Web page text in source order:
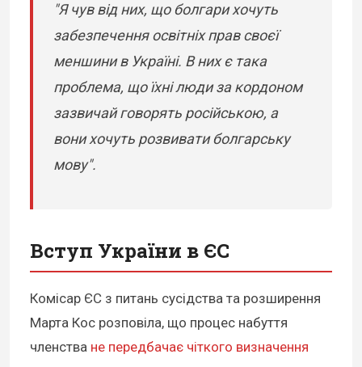
"Я чув від них, що болгари хочуть
забезпечення освітніх прав своєї
меншини в Україні. В них є така
проблема, що їхні люди за кордоном
зазвичай говорять російською, а
вони хочуть розвивати болгарську
мову".
Вступ України в ЄС
Комісар ЄС з питань сусідства та розширення
Марта Кос розповіла, що процес набуття
членства не передбачає чіткого визначення